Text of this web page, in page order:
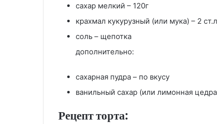
сахар мелкий – 120г
крахмал кукурузный (или мука) – 2
соль – щепотка
дополнительно:
сахарная пудра – по вкусу
ванильный сахар (или лимонная
Рецепт торта: